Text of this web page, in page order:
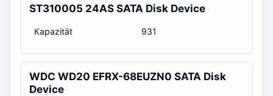
ST310005 24AS SATA Disk Device
Kapazität 931
WDC WD20 EFRX-68EUZN0 SATA Disk
Device